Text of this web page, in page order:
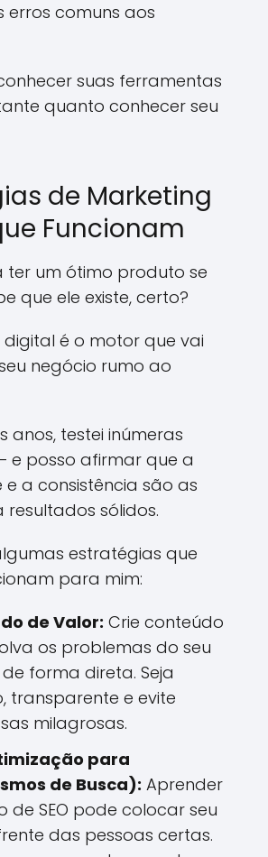
erros comuns aos
suas ferramentas
quanto conhecer seu
de Marketing
Funcionam
ter um ótimo produto se
que ele existe, certo?
é o motor que vai
negócio rumo ao
anos, testei inúmeras
e posso afirmar que a
a consistência são as
sólidos.
estratégias que
para mim:
de Valor: Crie conteúdo
os problemas do seu
forma direta. Seja
transparente e evite
milagrosas.
para
de Busca): Aprender
de SEO pode colocar seu
das pessoas certas.